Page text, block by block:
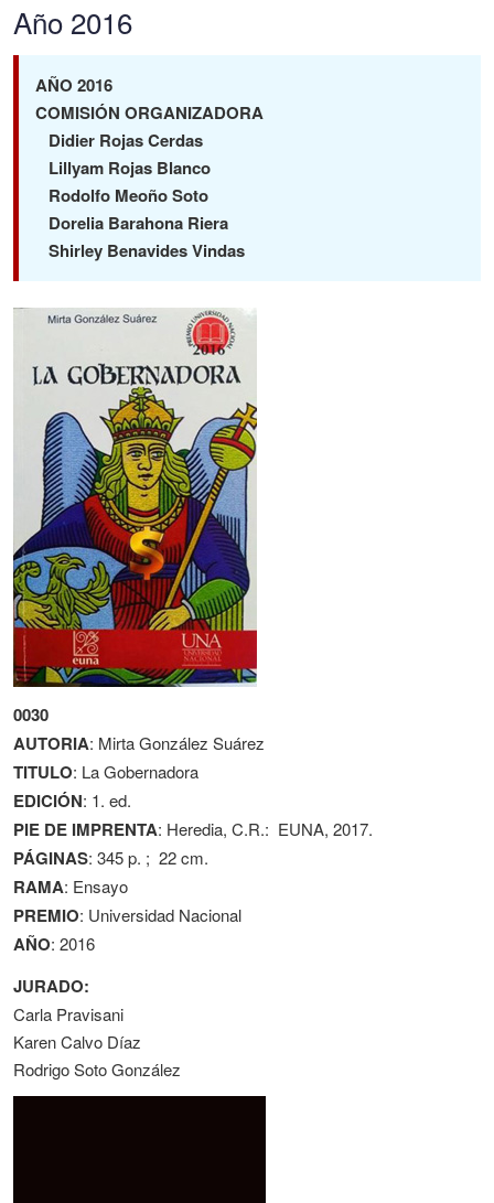
Año 2016
AÑO 2016
COMISIÓN ORGANIZADORA
Didier Rojas Cerdas
Lillyam Rojas Blanco
Rodolfo Meoño Soto
Dorelia Barahona Riera
Shirley Benavides Vindas
0030
AUTORIA: Mirta González Suárez
TITULO: La Gobernadora
EDICIÓN: 1. ed.
PIE DE IMPRENTA: Heredia, C.R.: EUNA, 2017.
PÁGINAS: 345 p. ; 22 cm.
RAMA: Ensayo
PREMIO: Universidad Nacional
AÑO: 2016
JURADO:
Carla Pravisani
Karen Calvo Díaz
Rodrigo Soto González